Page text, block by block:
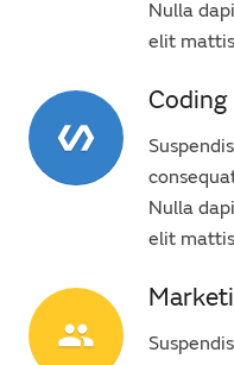
Nulla
elit
polymer
Coding
Nulla
elit
people